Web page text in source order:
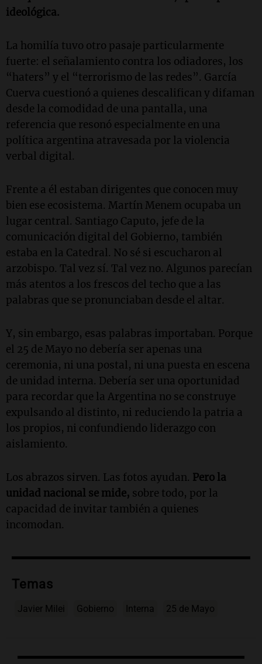
ideológica.
La homilía tuvo otro pasaje particularmente
fuerte: el señalamiento contra los odiadores, los
“haters” y el “terrorismo de las redes”. García
Cuerva cuestionó a quienes descalifican y difaman
desde la comodidad de una pantalla, una
referencia que resonó especialmente en una
política argentina atravesada por la violencia
verbal digital.
Frente a él estaban dirigentes que conocen muy
bien ese ecosistema. Martín Menem ocupaba un
lugar central. Santiago Caputo, jefe de la
comunicación digital del Gobierno, también
estaba en la Catedral. No sé si escucharon al
arzobispo. Tal vez sí. Tal vez no. Algunos parecían
más atentos a los frescos del techo que a las
palabras que se pronunciaban desde el altar.
Y, sin embargo, esas palabras importaban. Porque
el 25 de Mayo no debería ser apenas una
ceremonia, ni una postal, ni una puesta en escena
de unidad interna. Debería ser una oportunidad
para recordar que la Argentina no se construye
expulsando al distinto, ni reduciendo la patria a
los propios, ni confundiendo liderazgo con
aislamiento.
Los abrazos sirven. Las fotos ayudan. Pero la
unidad nacional se mide, sobre todo, por la
capacidad de invitar también a quienes
incomodan.
Temas
Javier Milei Gobierno Interna 25 de Mayo